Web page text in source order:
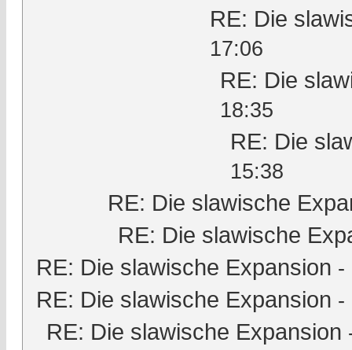
RE: Die
17:06
RE: Die
18:35
RE: Die
15:38
RE: Die slawische
RE: Die slawische
RE: Die slawische Expansion -
RE: Die slawische Expansion -
RE: Die slawische Expansion